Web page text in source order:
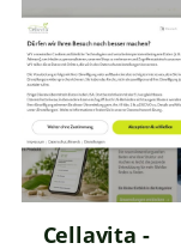
Cellavita -